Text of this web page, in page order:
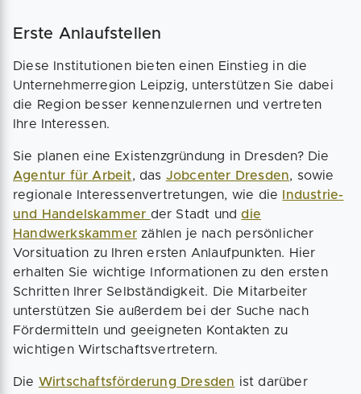
Erste Anlaufstellen
Diese Institutionen bieten einen Einstieg in die
Unternehmerregion Leipzig, unterstützen Sie dabei
die Region besser kennenzulernen und vertreten
Ihre Interessen.
Sie planen eine Existenzgründung in Dresden? Die
Agentur für Arbeit, das Jobcenter Dresden, sowie
regionale Interessenvertretungen, wie die
Industrie-
und Handelskammer der Stadt unddie
Handwerkskammer zählen je nach persönlicher
Vorsituation zu Ihren ersten Anlaufpunkten. Hier
erhalten Sie wichtige Informationen zu den ersten
Schritten Ihrer Selbständigkeit. Die Mitarbeiter
unterstützen Sie außerdem bei der Suche nach
Fördermitteln und geeigneten Kontakten zu
wichtigen Wirtschaftsvertretern.
Die Wirtschaftsförderung Dresden ist darüber